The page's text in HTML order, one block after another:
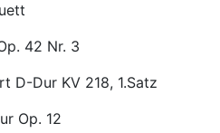
42 Nr. 3
Dur KV 218, 1.Satz
Op. 12